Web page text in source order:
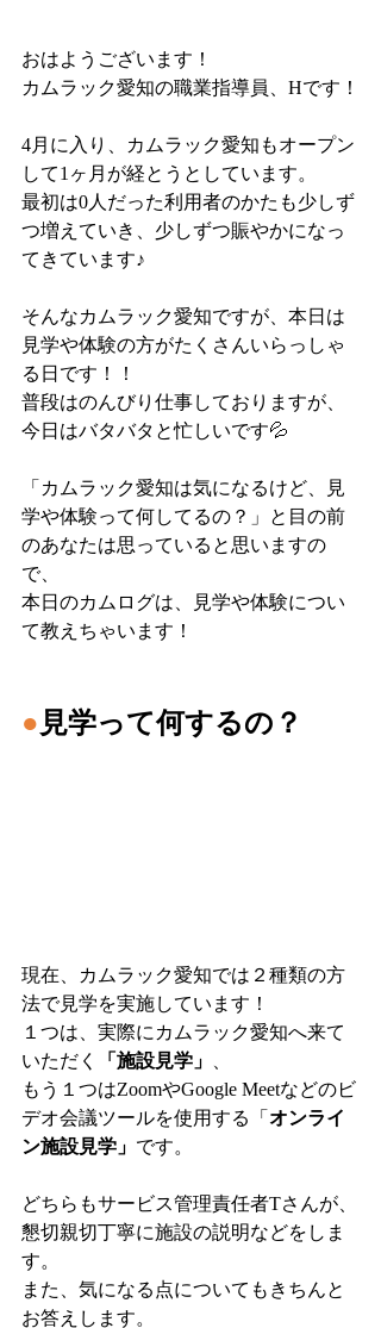
おはようございます！
カムラック愛知の職業指導員、Hです！
4月に入り、カムラック愛知もオープン
して1ヶ月が経とうとしています。
最初は0人だった利用者のかたも少しず
つ増えていき、少しずつ賑やかになっ
てきています♪
そんなカムラック愛知ですが、本日は
見学や体験の方がたくさんいらっしゃ
る日です！！
普段はのんびり仕事しておりますが、
今日はバタバタと忙しいです💦
「カムラック愛知は気になるけど、見
学や体験って何してるの？」と目の前
のあなたは思っていると思いますの
で、
本日のカムログは、見学や体験につい
て教えちゃいます！
● 見学って何するの？
現在、カムラック愛知では２種類の方
法で見学を実施しています！
１つは、実際にカムラック愛知へ来て
いただく
「施設見学」
もう１つはZoomやGoogle Meetなどのビ
デオ会議ツールを使用する「 オンライ
ン施設見学」 です。
どちらもサービス管理責任者Tさんが、
懇切親切丁寧に施設の説明などをしま
す。
また、気になる点についてもきちんと
お答えします。